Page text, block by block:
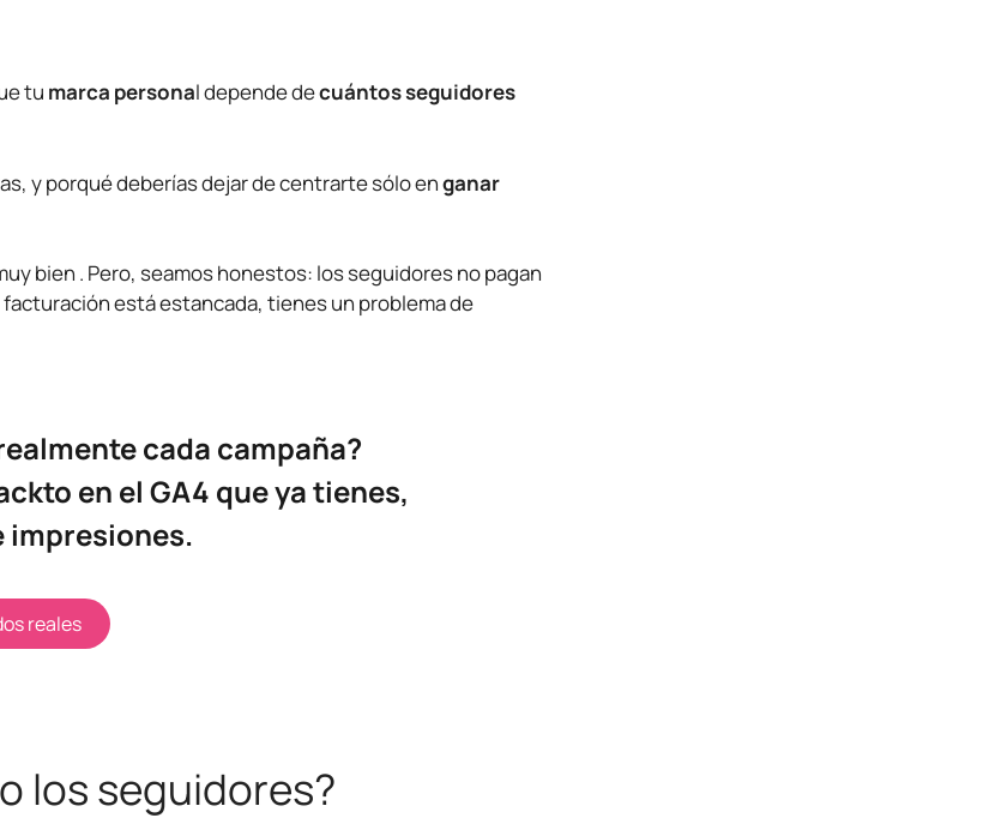
tu marca personal depende decuántos seguidores
y porqué deberías dejar de centrarte sólo enganar
bien . Pero, seamos honestos: los seguidores no pagan
está estancada, tienes un problema de
cada campaña?
en el GA4 que ya tienes,
impresiones.
reales
los seguidores?